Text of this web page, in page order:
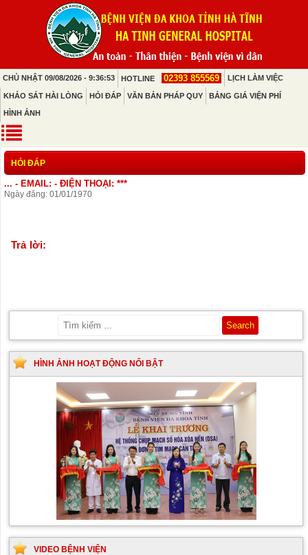
CHỦ NHẬT 09/08/2026 - 9:36:53 HOTLINE 02393 855569 LỊCH LÀM VIỆC
KHẢO SÁT HÀI LÒNG HỎI ĐÁP VĂN BẢN PHÁP QUY BẢNG GIÁ VIỆN PHÍ
HÌNH ẢNH
HỎI ĐÁP
... - EMAIL: - ĐIỆN THOẠI: ***
Ngày đăng: 01/01/1970
Trả lời:
HÌNH ẢNH HOẠT ĐỘNG NỔI BẬT
VIDEO BỆNH VIỆN